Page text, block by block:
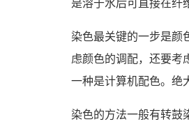
是溶于水后可直接在纤
染色最关键的一步是颜
虑颜色的调配，还要考
一种是计算机配色。绝
染色的方法一般有转鼓